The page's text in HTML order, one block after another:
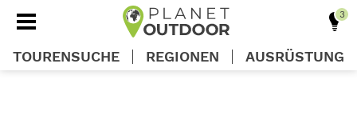
TOURENSUCHE REGIONEN AUSRÜSTUNG